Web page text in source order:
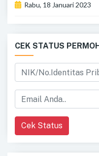
Rabu, 18 Januari 2023
CEK STATUS
Cek Status